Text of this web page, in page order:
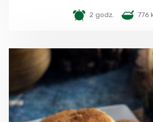
2 godz. 776